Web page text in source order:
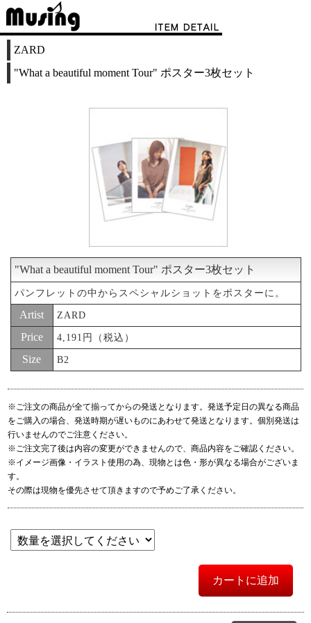
ZARD
"What a beautiful moment Tour" ポスター3枚セット
"What a beautiful moment Tour" ポスター3枚セット
パンフレットの中からスペシャルショットをポスターに。
Artist ZARD
Price 4,191円（税込）
Size B2
※ご注文の商品が全て揃ってからの発送となります。発送予定日の異なる商品
をご購入の場合、発送時期が遅いものにあわせて発送となります。個別発送は
行いませんのでご注意ください。
※ご注文完了後は内容の変更ができませんので、商品内容をご確認ください。
※イメージ画像・イラスト使用の為、現物とは色・形が異なる場合がございま
す。
その際は現物を優先させて頂きますので予めご了承ください。
カートに追加